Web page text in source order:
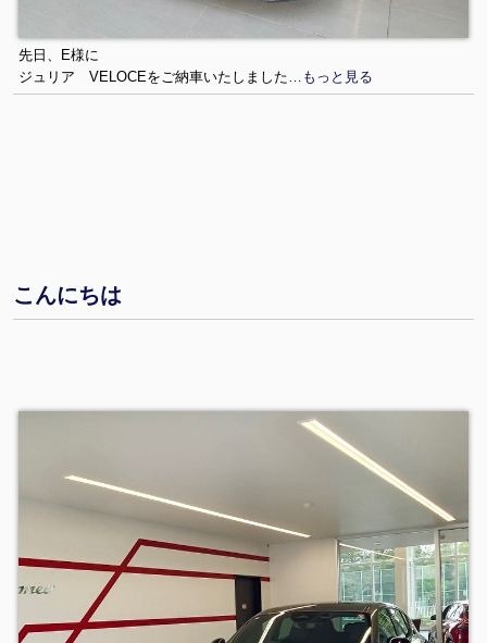
先日、E様に
ジュリア VELOCEをご納車いたしました…もっと見る
こんにちは